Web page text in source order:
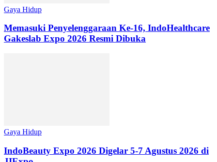
Gaya Hidup
Memasuki Penyelenggaraan Ke-16, IndoHealthcare
Gakeslab Expo 2026 Resmi Dibuka
Gaya Hidup
IndoBeauty Expo 2026 Digelar 5-7 Agustus 2026 di